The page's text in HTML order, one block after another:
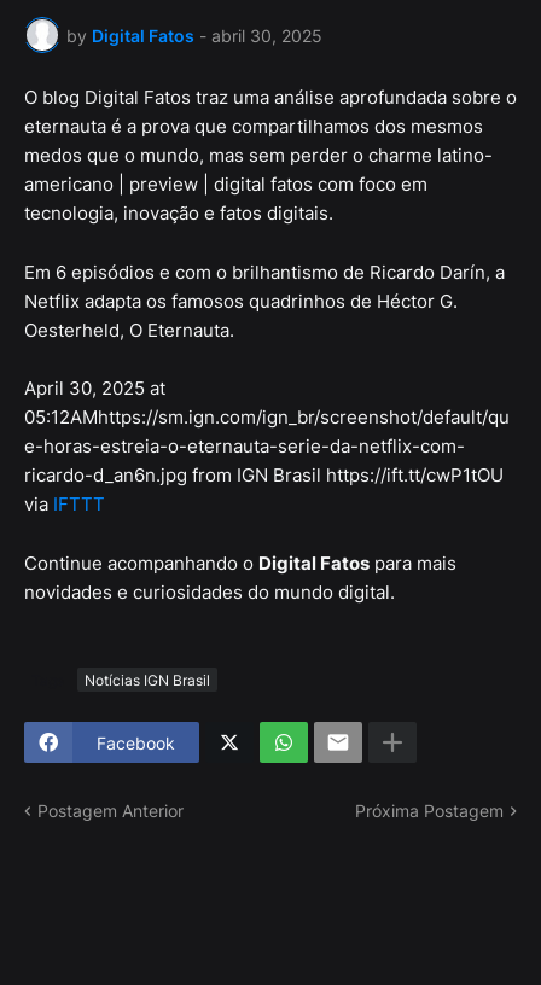
by Digital Fatos - abril 30, 2025
O blog Digital Fatos traz uma análise aprofundada sobre o
eternauta é a prova que compartilhamos dos mesmos
medos que o mundo, mas sem perder o charme latino-
americano | preview | digital fatos com foco em
tecnologia, inovação e fatos digitais.
Em 6 episódios e com o brilhantismo de Ricardo Darín, a
Netflix adapta os famosos quadrinhos de Héctor G.
Oesterheld, O Eternauta.
April 30, 2025 at
05:12AMhttps://sm.ign.com/ign_br/screenshot/default/qu
e-horas-estreia-o-eternauta-serie-da-netflix-com-
ricardo-d_an6n.jpg from IGN Brasil https://ift.tt/cwP1tOU
via IFTTT
Continue acompanhando o Digital Fatos para mais
novidades e curiosidades do mundo digital.
Notícias IGN Brasil
Facebook
Postagem Anterior Próxima Postagem